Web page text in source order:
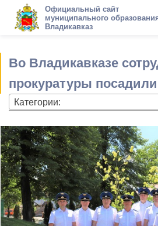
Официальный сайт
муниципального
Владикавказ
Во Владикавказе
прокуратуры
Категории: